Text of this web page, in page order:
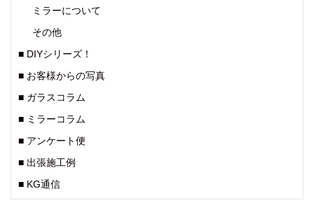
ミラーについて
その他
■ DIYシリーズ！
■ お客様からの写真
■ ガラスコラム
■ ミラーコラム
■ アンケート便
■ 出張施工例
■ KG通信